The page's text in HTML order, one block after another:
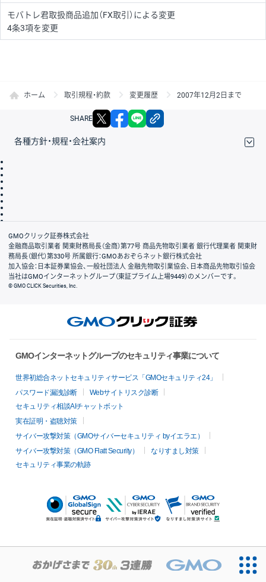
モバトレ君取扱商品追加（FX取引）による変更
4条3項を変更
ホーム 取引規程・約款 変更履歴 2007年12月2日まで
SHARE X facebook
各種方針・規程・会社案内
会社案内
GMOクリック証券株式会社
金融商品取引業者 関東財務局長（金商）第77号 商品先物取引業者 銀行代理業者 関東財
務局長（銀代）第330号 所属銀行：GMOあおぞらネット銀行株式会社
加入協会：日本証券業協会、一般社団法人 金融先物取引業協会、日本商品先物取引協会
当社はGMOインターネットグループ（東証プライム上場9449）のメンバーです。
© GMO CLICK Securities, Inc.
GMOインターネットグループのセキュリティ事業について
世界初総合ネットセキュリティサービス「GMOセキュリティ24」
パスワード漏洩診断
Webサイトリスク診断
セキュリティ相談AIチャットボット
実在証明・盗聴対策
サイバー攻撃対策（GMOサイバーセキュリティ byイエラエ）
サイバー攻撃対策（GMO Flatt Security）
なりすまし対策
セキュリティ事業の軌跡